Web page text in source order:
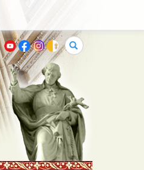
Buscar